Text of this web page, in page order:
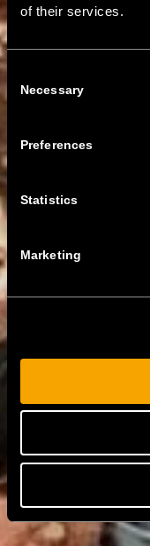
of their services.
Consent
Selection
Necessary
Preferences
Statistics
Marketing